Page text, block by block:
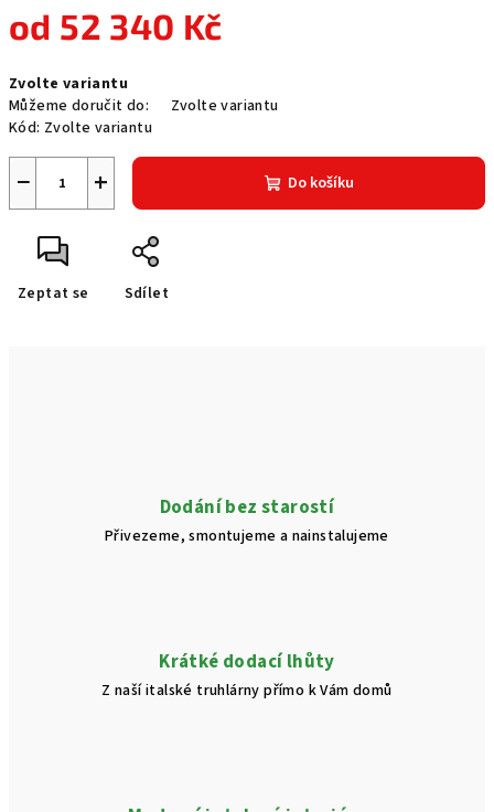
od 52 340 Kč
cena:
Zvolte variantu
Můžeme doručit do:
Zvolte variantu
Kód: Zvolte variantu
+
− Do košíku
Zeptat se Sdílet
Dodání bez starostí
Přivezeme, smontujeme a nainstalujeme
Krátké dodací lhůty
Z naší italské truhlárny přímo k Vám domů